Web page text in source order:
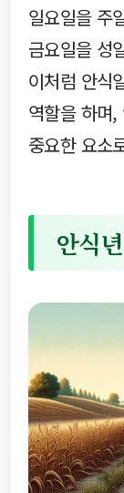
일요일을 주
금요일을 성
이처럼 안식
역할을 하며
중요한 요소
안식